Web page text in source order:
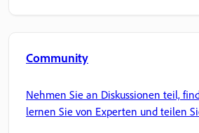
Community
Nehmen Sie an Diskussionen teil,
lernen Sie von Experten und teilen